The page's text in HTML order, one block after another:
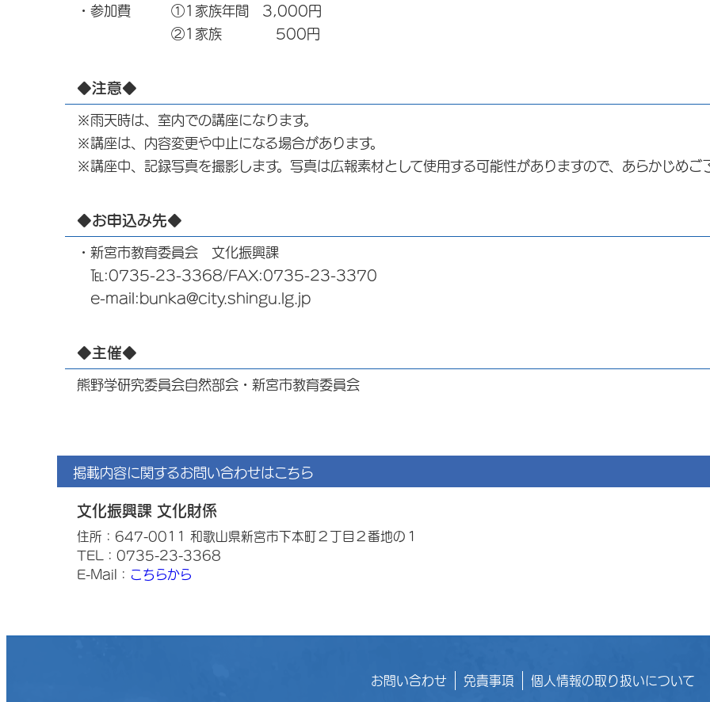
・参加費 ①1家族年間 3,000円
②1家族 500円
◆注意◆
※雨天時は、室内での講座になります。
※講座は、内容変更や中止になる場合があります。
※講座中、記録写真を撮影します。写真は広報素材として使用する可能性がありますので、あらかじめご
◆お申込み先◆
・新宮市教育委員会 文化振興課
℡:0735-23-3368/FAX:0735-23-3370
e-mail:bunka@city.shingu.lg.jp
◆主催◆
熊野学研究委員会自然部会・新宮市教育委員会
掲載内容に関するお問い合わせはこちら
文化振興課 文化財係
住所：647-0011 和歌山県新宮市下本町２丁目２番地の１
TEL：0735-23-3368
E-Mail： こちらから
お問い合わせ 免責事項 個人情報の取り扱いについて